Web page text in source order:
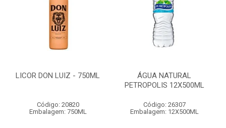
LICOR DON LUIZ - 750ML
Código: 20820
Embalagem: 750ML
ÁGUA NATURAL
PETROPOLIS 12X500ML
Código: 26307
Embalagem: 12X500ML